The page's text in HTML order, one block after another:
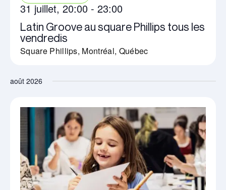
Latin Groove au square Phillips tous les
vendredis
31 juillet, 20:00 - 23:00
Square Phillips, Montréal, Québec
août 2026